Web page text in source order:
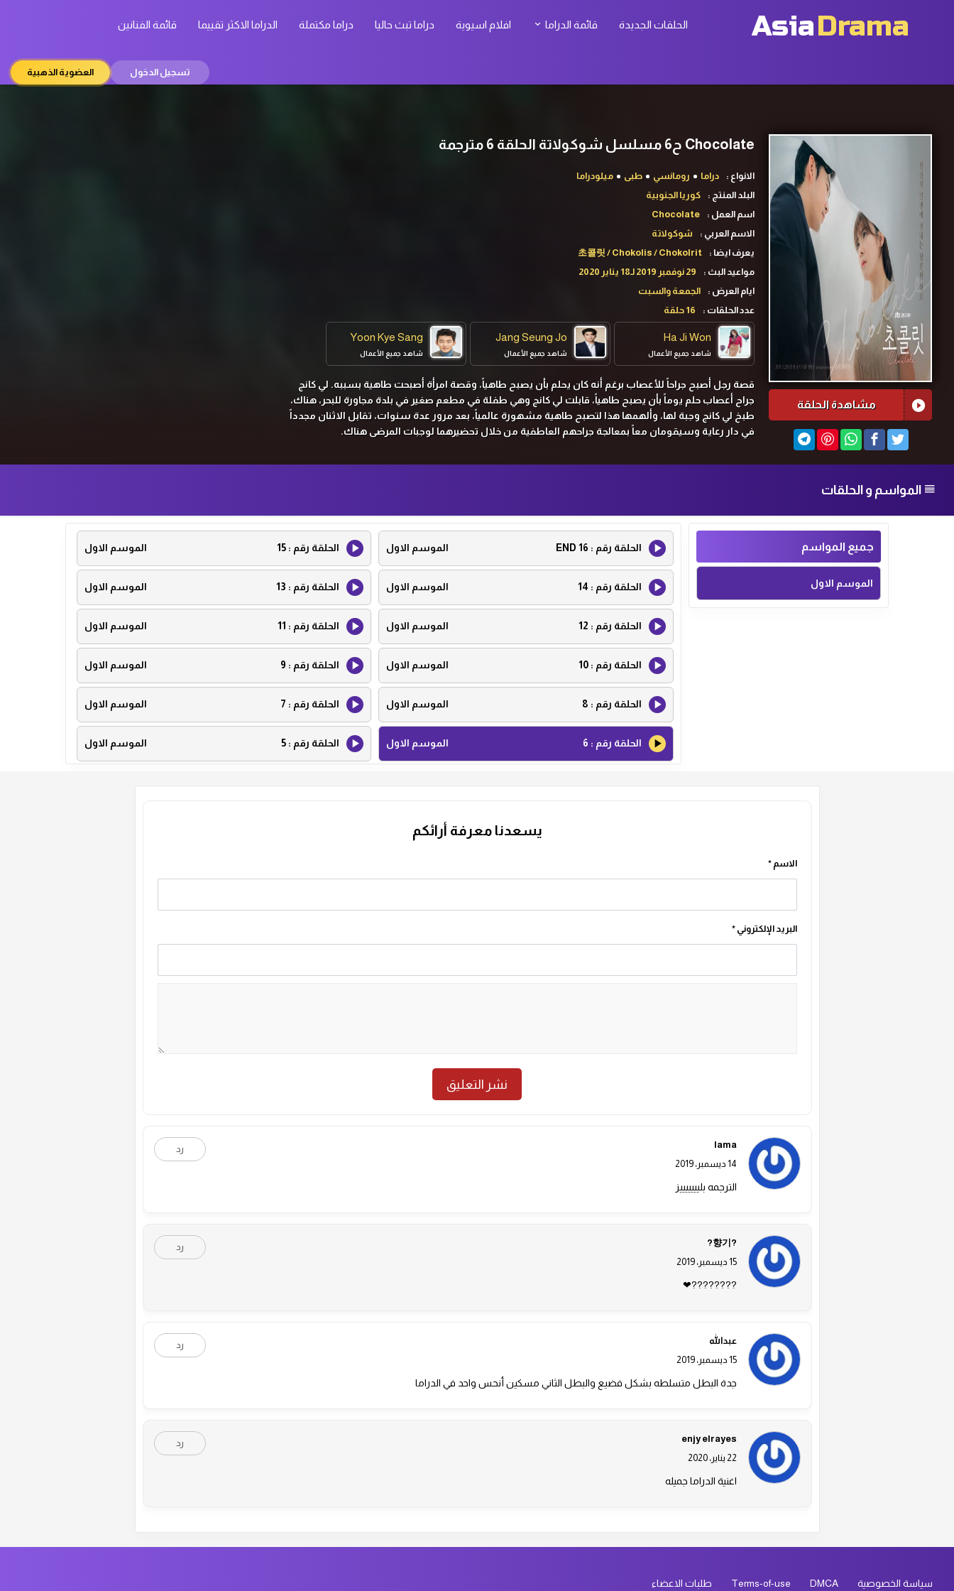
AsiaDrama الحلقات الجديدة قائمة الدراما افلام اسيوية دراما تبث حاليا دراما مكتملة الدراما الاكثر تقييما قائمة الفنانين
تسجيل الدخول العضوية الذهبية
مشاهدة الحلقة
Chocolate ح6 مسلسل شوكولاتة الحلقة 6 مترجمة
الانواع : دراما رومانسي طبى
ميلودراما
البلد المنتج :
كوريا الجنوبية
اسم العمل :
Chocolate
الاسم العربي :
شوكولاتة
يعرف ايضا :
초콜릿 / Chokolis / Chokolrit
مواعيد البث :
29 نوفمبر 2019 لـ18 يناير 2020
ايام العرض :
الجمعة والسبت
عدد الحلقات :
16 حلقة
Ha Ji Won
شاهد جميع الأعمال
Jang Seung Jo
شاهد جميع الأعمال
Yoon Kye Sang
شاهد جميع الأعمال
قصة رجل أصبح جراحاً للأعصاب برغم أنه كان يحلم بأن يصبح طاهياً، وقصة امرأة أصبحت طاهية بسببه. لي كانج
جراح أعصاب حلم يوماً بأن يصبح طاهياً، قابلت لي كانج وهي طفلة في مطعم صغير في بلدة مجاورة للبحر، هناك،
طبخ لي كانج وجبة لها، وألهمها هذا لتصبح طاهية مشهورة عالمياً، بعد مرور عدة سنوات، تقابل الاثنان مجدداً
في دار رعاية وسيقومان معاً بمعالجة جراحهم العاطفية من خلال تحضيرهما لوجبات المرضى هناك.
المواسم و الحلقات
جميع المواسم
الموسم الاول
الحلقة رقم : 16 END الموسم الاول الحلقة رقم : 15 الموسم الاول
الحلقة رقم : 14 الموسم الاول الحلقة رقم : 13 الموسم الاول
الحلقة رقم : 12 الموسم الاول الحلقة رقم : 11 الموسم الاول
الحلقة رقم :10 الموسم الاول الحلقة رقم : 9 الموسم الاول
الحلقة رقم : 8 الموسم الاول الحلقة رقم : 7 الموسم الاول
الحلقة رقم : 6 الموسم الاول الحلقة رقم : 5 الموسم الاول
الموسم الاول
يسعدنا معرفة أرائكم
الاسم*
البريد الإلكتروني*
lama
رد
14 ديسمبر، 2019
الترجمه بليييييييز
?향기?
رد
15 ديسمبر، 2019
????????❤
عبدالله
رد
15 ديسمبر، 2019
جدة البطل متسلطه بشكل فضيع والبطل الثاني مسكين أنحس واحد في الدراما
enjy elrayes
رد
22 يناير، 2020
اغنية الدراما جميله
سياسة الخصوصية DMCA
Terms-of-use طلبات الاعضاء